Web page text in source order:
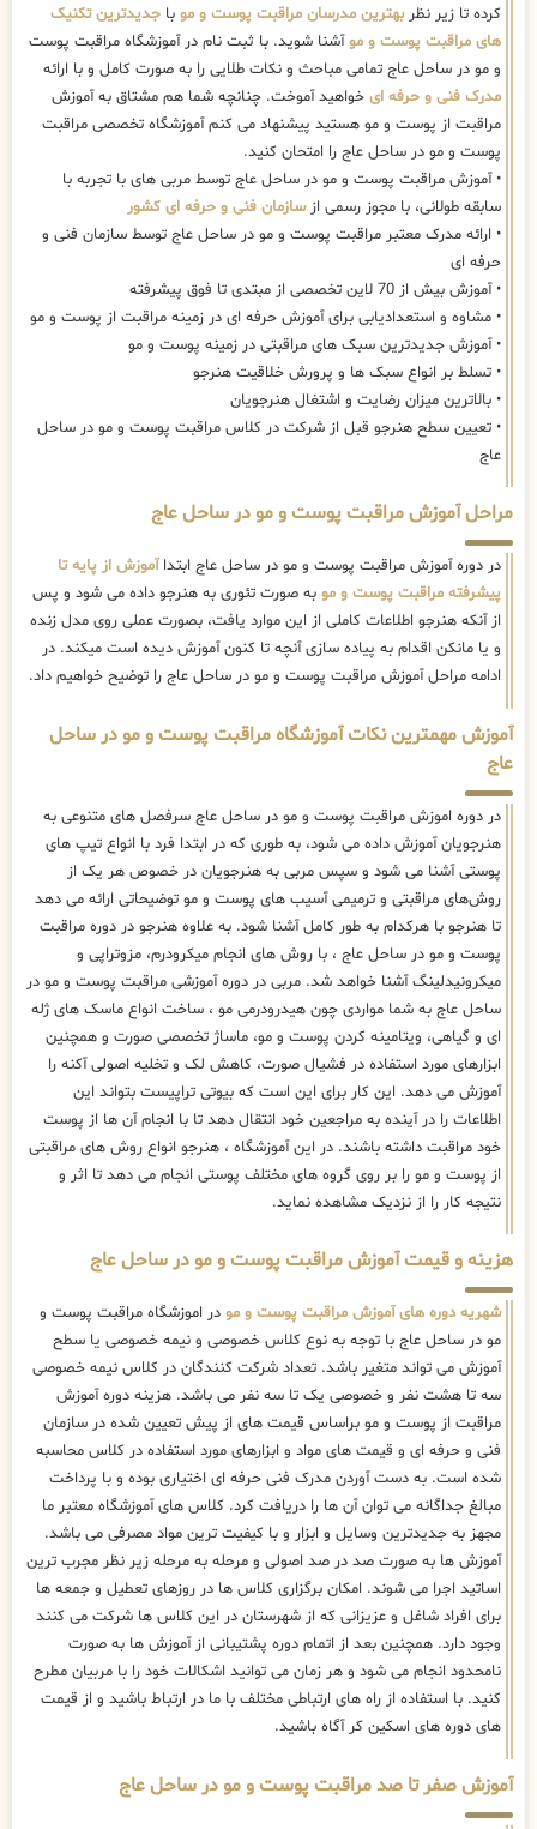
کرده تا زیر نظربهترین مدرسان مراقبت پوست و مو با جدیدترین تکنیک
های مراقبت پوست و موآشنا شوید. با ثبت نام در آموزشگاه مراقبت پوست
و مو در ساحل عاج تمامی مباحث و نکات طلایی را به صورت کامل و با ارائه
مدرک فنی و حرفه ای خواهید آموخت. چنانچه شما هم مشتاق به آموزش
مراقبت از پوست و مو هستید پیشنهاد می کنم آموزشگاه تخصصی مراقبت
پوست و مو در ساحل عاج را امتحان کنید.
• آموزش مراقبت پوست و مو در ساحل عاج توسط مربی های با تجربه با
سابقه طولانی، با مجوز رسمی ازسازمان فنی و حرفه ای کشور
• ارائه مدرک معتبر مراقبت پوست و مو در ساحل عاج توسط سازمان فنی و
حرفه ای
• آموزش بیش از 70 لاین تخصصی از مبتدی تا فوق پیشرفته
• مشاوه و استعدادیابی برای آموزش حرفه ای در زمینه مراقبت از پوست و مو
• آموزش جدیدترین سبک های مراقبتی در زمینه پوست و مو
• تسلط بر انواع سبک ها و پرورش خلاقیت هنرجو
• بالاترین میزان رضایت و اشتغال هنرجویان
• تعیین سطح هنرجو قبل از شرکت در کلاس مراقبت پوست و مو در ساحل
عاج
مراحل آموزش مراقبت پوست و مو در ساحل عاج
در دوره آموزش مراقبت پوست و مو در ساحل عاج ابتداآموزش از پایه تا
پیشرفته مراقبت پوست و مو به صورت تئوری به هنرجو داده می شود و پس
از آنکه هنرجو اطلاعات کاملی از این موارد یافت، بصورت عملی روی مدل زنده
و یا مانکن اقدام به پیاده سازی آنچه تا کنون آموزش دیده است میکند. در
ادامه مراحل آموزش مراقبت پوست و مو در ساحل عاج را توضیح خواهیم داد.
آموزش مهمترین نکات آموزشگاه مراقبت پوست و مو در ساحل
عاج
در دوره اموزش مراقبت پوست و مو در ساحل عاج سرفصل های متنوعی به
هنرجویان آموزش داده می شود، به طوری که در ابتدا فرد با انواع تیپ های
پوستی آشنا می شود و سپس مربی به هنرجویان در خصوص هر یک از
روش‌های مراقبتی و ترمیمی آسیب های پوست و مو توضیحاتی ارائه می دهد
تا هنرجو با هرکدام به طور کامل آشنا شود. به علاوه هنرجو در دوره مراقبت
پوست و مو در ساحل عاج ، با روش های انجام میکرودرم، مزوتراپی و
میکرونیدلینگ آشنا خواهد شد. مربی در دوره آموزشی مراقبت پوست و مو در
ساحل عاج به شما مواردی چون هیدرودرمی مو ، ساخت انواع ماسک های ژله
ای و گیاهی، ویتامینه کردن پوست و مو، ماساژ تخصصی صورت و همچنین
ابزارهای مورد استفاده در فشیال صورت، کاهش لک و تخلیه اصولی آکنه را
آموزش می دهد. این کار برای این است که بیوتی تراپیست بتواند این
اطلاعات را در آینده به مراجعین خود انتقال دهد تا با انجام آن ها از پوست
خود مراقبت داشته باشند. در این آموزشگاه ، هنرجو انواع روش های مراقبتی
از پوست و مو را بر روی گروه های مختلف پوستی انجام می دهد تا اثر و
نتیجه کار را از نزدیک مشاهده نماید.
هزینه و قیمت آموزش مراقبت پوست و مو در ساحل عاج
شهریه دوره های آموزش مراقبت پوست و مو در اموزشگاه مراقبت پوست و
مو در ساحل عاج با توجه به نوع کلاس خصوصی و نیمه خصوصی یا سطح
آموزش می تواند متغیر باشد. تعداد شرکت کنندگان در کلاس نیمه خصوصی
سه تا هشت نفر و خصوصی یک تا سه نفر می باشد. هزینه دوره آموزش
مراقبت از پوست و مو براساس قیمت های از پیش تعیین شده در سازمان
فنی و حرفه ای و قیمت های مواد و ابزارهای مورد استفاده در کلاس محاسبه
شده است. به دست آوردن مدرک فنی حرفه ای اختیاری بوده و با پرداخت
مبالغ جداگانه می توان آن ها را دریافت کرد. کلاس های آموزشگاه معتبر ما
مجهز به جدیدترین وسایل و ابزار و با کیفیت ترین مواد مصرفی می باشد.
آموزش ها به صورت صد در صد اصولی و مرحله به مرحله زیر نظر مجرب ترین
اساتید اجرا می شوند. امکان برگزاری کلاس ها در روزهای تعطیل و جمعه ها
برای افراد شاغل و عزیزانی که از شهرستان در این کلاس ها شرکت می کنند
وجود دارد. همچنین بعد از اتمام دوره پشتیبانی از آموزش ها به صورت
نامحدود انجام می شود و هر زمان می توانید اشکالات خود را با مربیان مطرح
کنید. با استفاده از راه های ارتباطی مختلف با ما در ارتباط باشید و از قیمت
های دوره های اسکین کر آگاه باشید.
آموزش صفر تا صد مراقبت پوست و مو در ساحل عاج